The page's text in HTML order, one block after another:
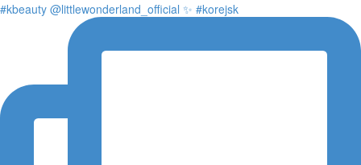
#kbeauty @littlewonderland_official ✨ #korejsk